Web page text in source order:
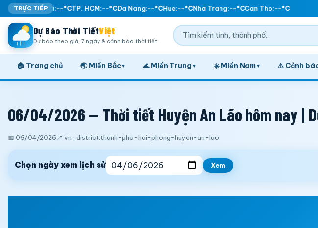
TRỰC TIẾP
Ha Noi:--°CTP. HCM:--°CDa Nang:--°CHue:--°CNha Trang:--°CCan Tho:--°C
Dự Báo Thời TiếtViệt
Dự báo theo giờ, 7 ngày & cảnh báo thời tiết
🏠 Trang chủ 🌏 Miền Bắc▾ 🌊 Miền Trung ▾ ☀️ Miền Nam▾ ⚠️ Cảnh
06/04/2026 — Thời tiết Huyện An Lão hôm nay |
📅 06/04/2026 📍 vn_district:thanh-pho-hai-phong-huyen-an-lao
Chọn ngày xem lịch sử Xem